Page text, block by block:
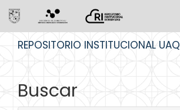
REPOSITORIO INSTITUCIONAL UAQ
Buscar